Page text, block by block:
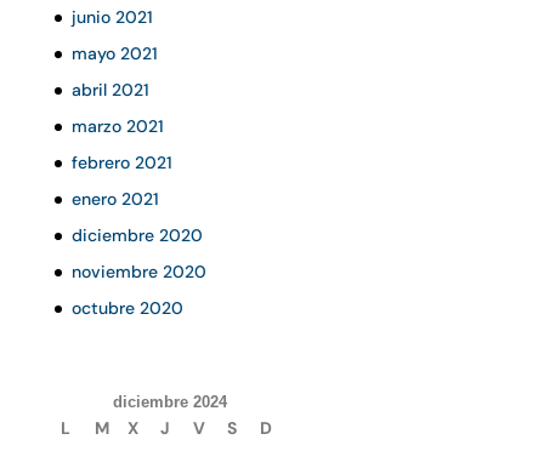
junio 2021
mayo 2021
abril 2021
marzo 2021
febrero 2021
enero 2021
diciembre 2020
noviembre 2020
octubre 2020
diciembre 2024
L M X J V S
D